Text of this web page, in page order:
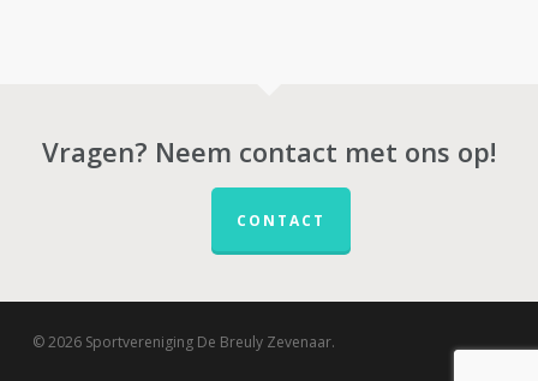
Vragen? Neem contact met ons op!
CONTACT
© 2026 Sportvereniging De Breuly Zevenaar.